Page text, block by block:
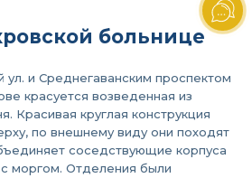
больнице
и Среднегаванским проспектом
красуется возведенная из
Красивая круглая конструкция
по внешнему виду они походят
соседствующие корпуса
моргом. Отделения были